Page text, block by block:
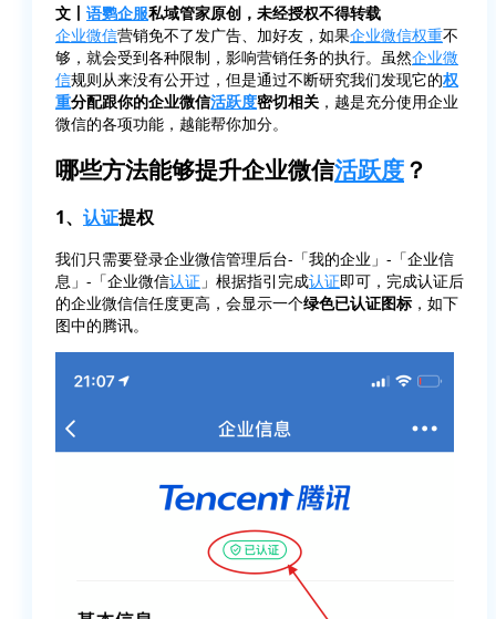
文丨 语鹦企服私域管家原创，未经授权不得转载
企业微信营销免不了发广告、加好友，如果企业微信权重不
够，就会受到各种限制，影响营销任务的执行。虽然企业微
信规则从来没有公开过，但是通过不断研究我们发现它的权
重分配跟你的企业微信活跃度密切相关 ，越是充分使用企业
微信的各项功能，越能帮你加分。
哪些方法能够提升企业微信活跃度？
1、 认证提权
我们只需要登录企业微信管理后台-「我的企业」-「企业信
息」-「企业微信认证 」根据指引完成认证即可，完成认证后
的企业微信信任度更高，会显示一个绿色已认证图标 ，如下
图中的腾讯。